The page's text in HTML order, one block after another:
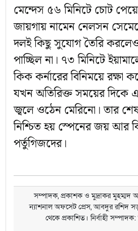
মেন্দেস ৫৬ মিনিটে চোট
জায়গায় নামেন নেলসন
দলই কিছু সুযোগ তৈরি
পাচ্ছিল না। ৭৩ মিনিটে
কিক কর্নারের বিনিময়ে রক্ষা
যখন অতিরিক্ত সময়ের দিকে
জ্বলে ওঠেন মেরিনো। তার
নিশ্চিত হয় স্পেনের জয় আর
পর্তুগিজদের।
সম্পাদক, প্রকাশক ও মুদ্রাকর
ন্যাশনাল অফসেট প্রেস, আবদুর রশিদ
থেকে প্রকাশিত। নির্বাহী